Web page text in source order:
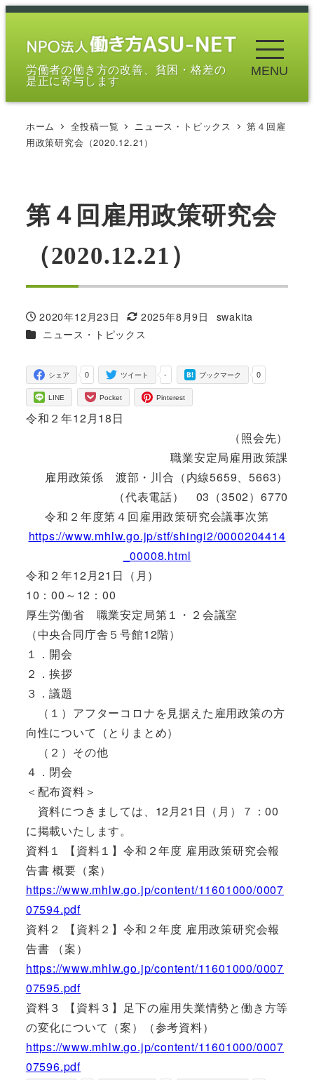
メ
労働者の働き方の改善、貧困・格差の
是正に寄与します
MENU
ホーム 全投稿一覧 ニュース・トピックス
第４回雇
用政策研究会（2020.12.21）
第４回雇用政策研究会
（2020.12.21）
投稿日
2020年12月23日
更新日
2025年8月9日
著
swakita
カテゴリー
ニュース・トピックス
0
シェア -
ツイート 0
ブックマーク
LINE Pocket Pinterest
令和２年12月18日
（照会先）
職業安定局雇用政策課
雇用政策係 渡部・川合（内線5659、5663）
（代表電話） 03（3502）6770
令和２年度第４回雇用政策研究会議事次第
https://www.mhlw.go.jp/stf/shingi2/0000204414
_00008.html
令和２年12月21日（月）
10：00～12：00
厚生労働省 職業安定局第１・２会議室
（中央合同庁舎５号館12階）
１．開会
２．挨拶
３．議題
（１）アフターコロナを見据えた雇用政策の方
向性について（とりまとめ）
（２）その他
４．閉会
＜配布資料＞
資料につきましては、12月21日（月）７：00
に掲載いたします。
資料１ 【資料１】令和２年度 雇用政策研究会報
告書 概要（案）
https://www.mhlw.go.jp/content/11601000/0007
07594.pdf
資料２ 【資料２】令和２年度 雇用政策研究会報
告書 （案）
https://www.mhlw.go.jp/content/11601000/0007
07595.pdf
資料３ 【資料３】足下の雇用失業情勢と働き方等
の変化について（案）（参考資料）
https://www.mhlw.go.jp/content/11601000/0007
07596.pdf